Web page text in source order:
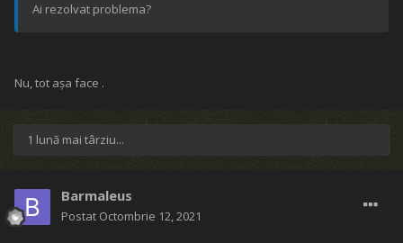
Ai rezolvat problema?
Nu, tot așa face .
1 lună mai târziu...
Barmaleus
Postat Octombrie 12, 2021